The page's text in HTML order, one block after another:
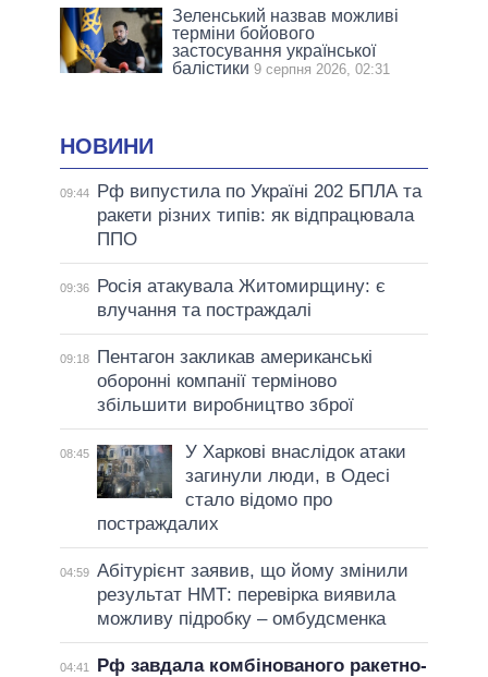
Зеленський назвав можливі
терміни бойового
застосування української
балістики 9 серпня 2026, 02:31
НОВИНИ
09:44
Рф випустила по Україні 202 БПЛА та
ракети різних типів: як відпрацювала
ППО
09:36
Росія атакувала Житомирщину: є
влучання та постраждалі
09:18
Пентагон закликав американські
оборонні компанії терміново
збільшити виробництво зброї
08:45
У Харкові внаслідок атаки
загинули люди, в Одесі
стало відомо про
постраждалих
04:59 Абітурієнт заявив, що йому змінили
результат НМТ: перевірка виявила
можливу підробку – омбудсменка
04:41
Рф завдала комбінованого ракетно-